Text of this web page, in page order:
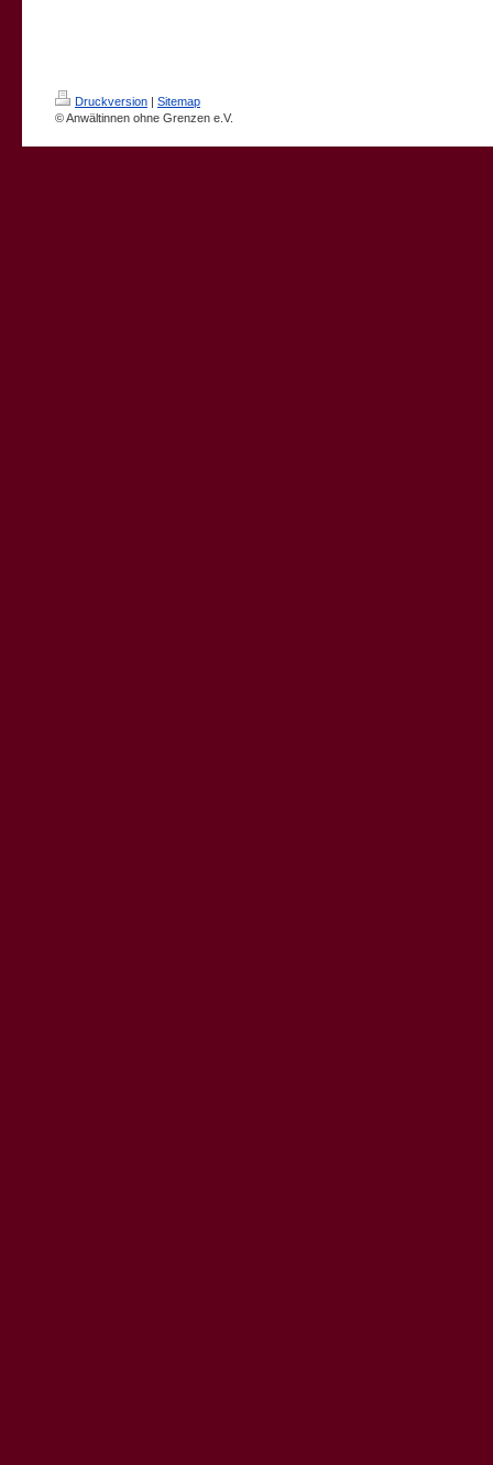
Druckversion | Sitemap
© Anwältinnen ohne Grenzen e.V.